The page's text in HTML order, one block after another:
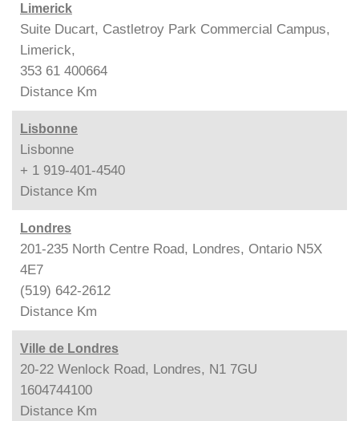
Limerick
Suite Ducart, Castletroy Park Commercial Campus,
Limerick,
353 61 400664
Distance Km
Lisbonne
Lisbonne
+ 1 919-401-4540
Distance Km
Londres
201-235 North Centre Road, Londres, Ontario N5X
4E7
(519) 642-2612
Distance Km
Ville de Londres
20-22 Wenlock Road, Londres, N1 7GU
1604744100
Distance Km